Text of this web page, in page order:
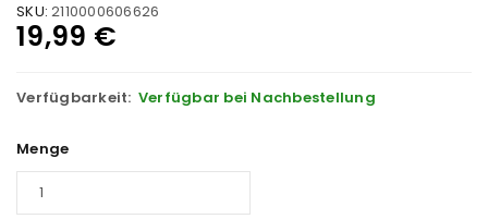
SKU: 2110000606626
19,99 €
Verfügbarkeit: Verfügbar bei Nachbestellung
Menge